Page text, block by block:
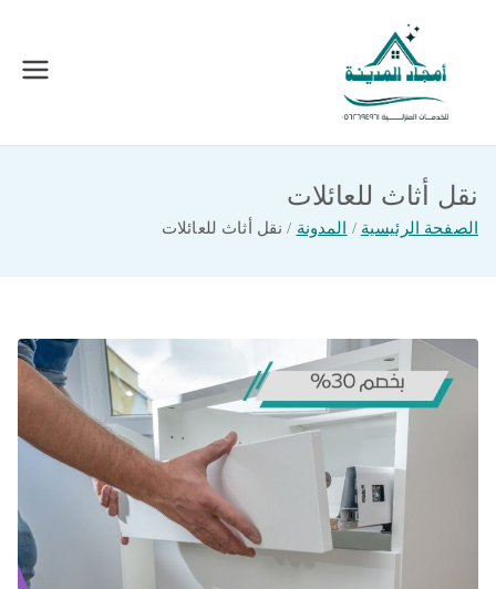
المحتوى
امجاد المدينة للخدمات المنزلية
نقل أثاث للعائلات
الصفحة الرئيسية المدونة نقل أثاث للعائلات